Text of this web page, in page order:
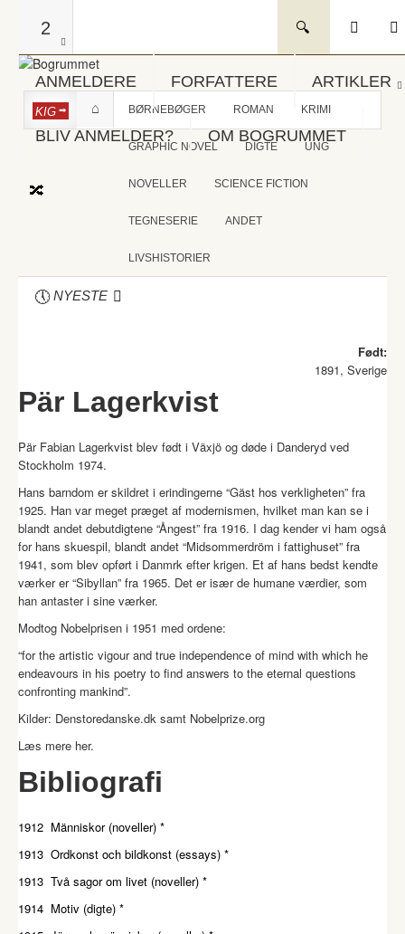
2
ANMELDERE FORFATTERE ARTIKLER
BLIV ANMELDER? OM BOGRUMMET
KIG BØRNEBØGER ROMAN KRIMI
GRAPHIC NOVEL DIGTE UNG
NOVELLER SCIENCE FICTION
TEGNESERIE ANDET
LIVSHISTORIER
NYESTE
Født:
1891, Sverige
Pär Lagerkvist
Pär Fabian Lagerkvist blev født i Växjö og døde i Danderyd ved
Stockholm 1974.
Hans barndom er skildret i erindingerne “Gäst hos verkligheten” fra
1925. Han var meget præget af modernismen, hvilket man kan se i
blandt andet debutdigtene “Ångest” fra 1916. I dag kender vi ham også
for hans skuespil, blandt andet “Midsommerdröm i fattighuset” fra
1941, som blev opført i Danmrk efter krigen. Et af hans bedst kendte
værker er “Sibyllan” fra 1965. Det er især de humane værdier, som
han antaster i sine værker.
Modtog Nobelprisen i 1951 med ordene:
“for the artistic vigour and true independence of mind with which he
endeavours in his poetry to find answers to the eternal questions
confronting mankind”.
Kilder: Denstoredanske.dk samt Nobelprize.org
Læs mere her.
Bibliografi
1912 Människor (noveller) *
1913 Ordkonst och bildkonst (essays) *
1913 Två sagor om livet (noveller) *
1914 Motiv (digte) *